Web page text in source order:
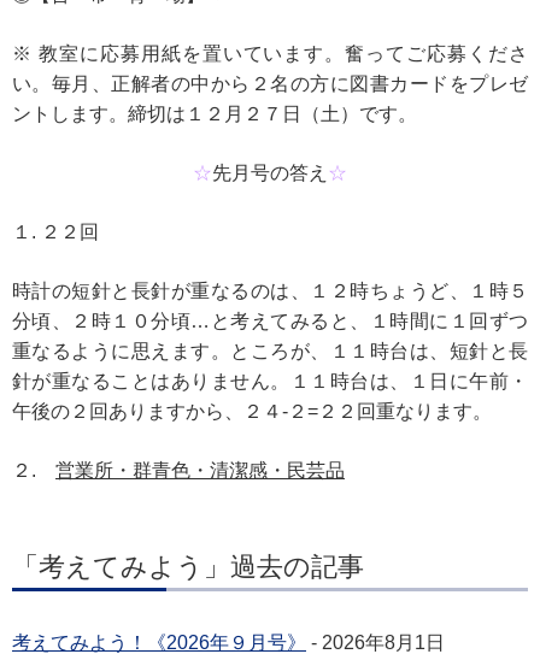
※ 教室に応募用紙を置いています。奮ってご応募くださ
い。毎月、正解者の中から２名の方に図書カードをプレゼ
ントします。締切は１２月２７日（土）です。
☆先月号の答え ☆
１. ２２回
時計の短針と長針が重なるのは、１２時ちょうど、１時５
分頃、２時１０分頃…と考えてみると、１時間に１回ずつ
重なるように思えます。ところが、１１時台は、短針と長
針が重なることはありません。１１時台は、１日に午前・
午後の２回ありますから、２４-２=２２回重なります。
２. 営業所・群青色・清潔感・民芸品
「考えてみよう」過去の記事
考えてみよう！《2026年９月号》 - 2026年8月1日